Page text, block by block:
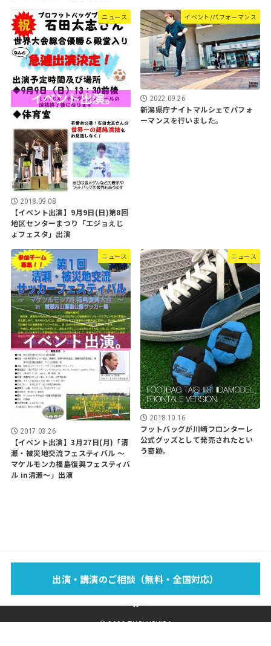
ニュース
2018.09.08
【イベント出演】9月9日(日)第8回
地区センターまつり「エジョえじ
ょフェスタ」出演
イベント/パフォーマンス
2022.09.26
新潟県庁ナイトマルシェでパフォ
ーマンスを行いました。
ニュース
2017.03.26
【イベント出演】3月27日(月)「清
瀬・被災地交流フェスティバル 〜
マケルモンカ福島復興フェスティバ
ル in清瀬〜」出演
ニュース
2018.10.16
フットバッグが川崎フロンターレ
公式グッズとして発売されたとい
う奇跡。
出演・講演のご相談（無料・全国対応）
FOOTBAG？
BLOG SPONSOR SHOP CONTACT
© 2026 TAISHIISHIDA